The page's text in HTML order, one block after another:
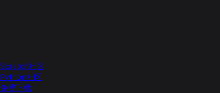
Scratch社区
Python社区
免费下载